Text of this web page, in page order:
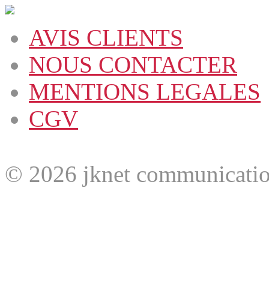
AVIS CLIENTS
NOUS CONTACTER
MENTIONS LEGALES
CGV
© 2026 jknet